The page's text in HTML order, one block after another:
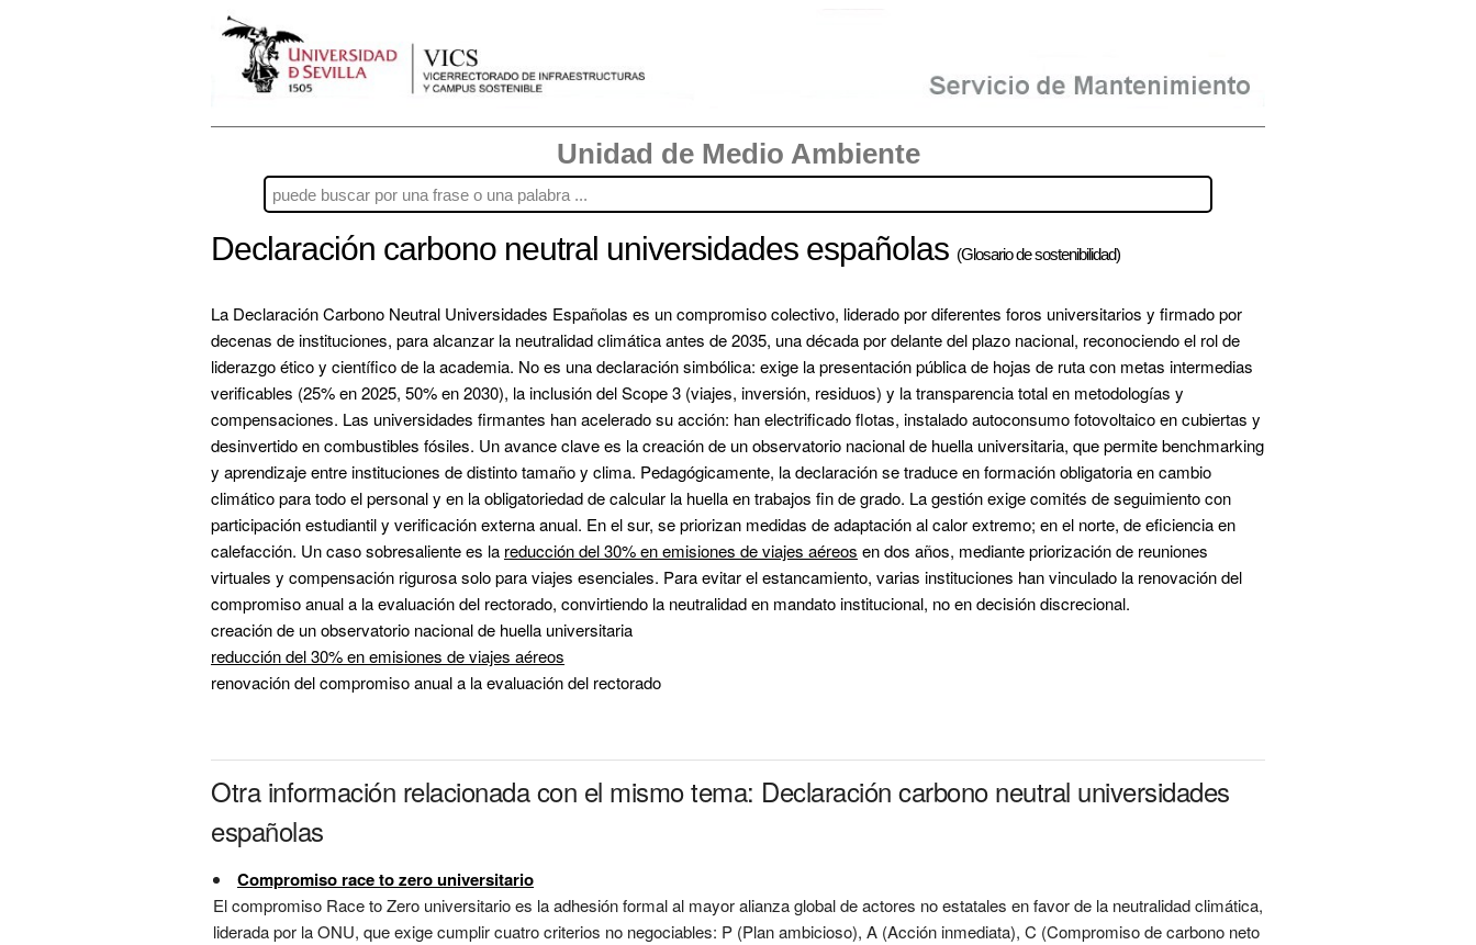
Unidad de Medio Ambiente
Declaración carbono neutral universidades españolas (Glosario de sostenibilidad)
La Declaración Carbono Neutral Universidades Españolas es un compromiso colectivo, liderado por diferentes foros universitarios y firmado por
decenas de instituciones, para alcanzar la neutralidad climática antes de 2035, una década por delante del plazo nacional, reconociendo el rol de
liderazgo ético y científico de la academia. No es una declaración simbólica: exige la presentación pública de hojas de ruta con metas intermedias
verificables (25% en 2025, 50% en 2030), la inclusión del Scope 3 (viajes, inversión, residuos) y la transparencia total en metodologías y
compensaciones. Las universidades firmantes han acelerado su acción: han electrificado flotas, instalado autoconsumo fotovoltaico en cubiertas y
desinvertido en combustibles fósiles. Un avance clave es la creación de un observatorio nacional de huella universitaria, que permite benchmarking
y aprendizaje entre instituciones de distinto tamaño y clima. Pedagógicamente, la declaración se traduce en formación obligatoria en cambio
climático para todo el personal y en la obligatoriedad de calcular la huella en trabajos fin de grado. La gestión exige comités de seguimiento con
participación estudiantil y verificación externa anual. En el sur, se priorizan medidas de adaptación al calor extremo; en el norte, de eficiencia en
calefacción. Un caso sobresaliente es la reducción del 30% en emisiones de viajes aéreos en dos años, mediante priorización de reuniones
virtuales y compensación rigurosa solo para viajes esenciales. Para evitar el estancamiento, varias instituciones han vinculado la renovación del
compromiso anual a la evaluación del rectorado
creación de un observatorio nacional de huella universitaria
reducción del 30% en emisiones de viajes aéreos
renovación del compromiso anual a la evaluación del rectorado
Otra información relacionada con el mismo tema: Declaración carbono neutral universidades
españolas
Compromiso race to zero universitario
El compromiso Race to Zero universitario es la adhesión formal al mayor alianza global de actores no estatales en favor de la neutralidad climática,
liderada por la ONU, que exige cumplir cuatro criterios no negociables: P (Plan ambicioso), A (Acción inmediata), C (Compromiso de carbono neto